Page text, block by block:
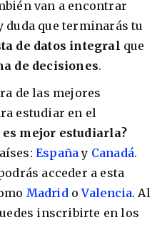
van a encontrar
duda que terminarás tu
de datos integral que
de decisiones.
de las mejores
estudiar en el
es mejor estudiarla?
Españay Canadá.
acceder a esta
Madrid oValencia. Al
inscribirte en los